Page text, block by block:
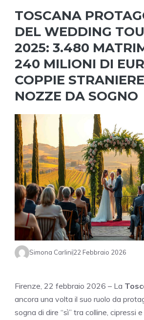
TOSCANA
DEL WEDDING
2025: 3.480
240 MILIONI DI
COPPIE
NOZZE DA SOGNO
Simona Carlini22 Febbraio 2026
Firenze, 22 febbraio 2026 – La
ancora una volta il suo ruolo da
sogna di dire “sì” tra colline, cipressi